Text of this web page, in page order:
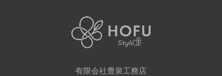
有限会社豊泉工務店